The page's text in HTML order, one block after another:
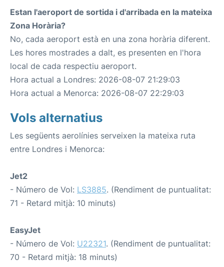
Estan l'aeroport de sortida i d'arribada en la mateixa
Zona Horària?
No, cada aeroport està en una zona horària diferent.
Les hores mostrades a dalt, es presenten en l'hora
local de cada respectiu aeroport.
Hora actual a Londres: 2026-08-07 21:29:03
Hora actual a Menorca: 2026-08-07 22:29:03
Vols alternatius
Les següents aerolínies serveixen la mateixa ruta
entre Londres i Menorca:
Jet2
- Número de Vol: LS3885. (Rendiment de puntualitat:
71 - Retard mitjà: 10 minuts)
EasyJet
- Número de Vol: U22321. (Rendiment de puntualitat:
70 - Retard mitjà: 18 minuts)